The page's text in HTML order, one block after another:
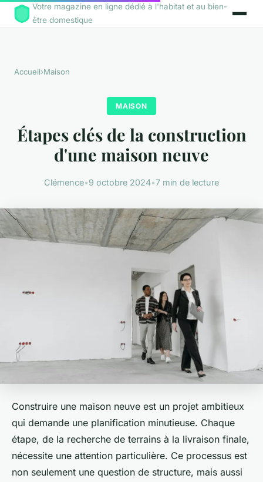
Votre magazine en ligne dédié à l'habitat et au bien-
être domestique
Accueil›Maison
MAISON
Étapes clés de la construction
d'une maison neuve
Clémence•9 octobre 2024•7 min de lecture
Construire une maison neuve est un projet ambitieux
qui demande une planification minutieuse. Chaque
étape, de la recherche de terrains à la livraison finale,
nécessite une attention particulière. Ce processus est
non seulement une question de structure, mais aussi